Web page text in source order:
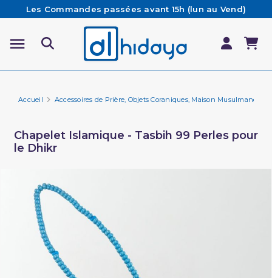
Les Commandes passées avant 15h (lun au Vend)
sont préparées et expédiées le jour même
Besoin d'aide ? Retrouvez notre FAQ
Livraison offerte à partir de 65€ d'achat*
Accueil Accessoires de Prière, Objets Coraniques, Maison Musulmane
Chapelet Islamique - Tasbih 99 Perles pour
le Dhikr